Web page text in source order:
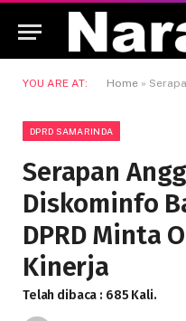
YOU ARE AT: Home » Serapan
DPRD SAMARINDA
Serapan
Diskominfo
DPRD Minta
Kinerja
Telah dibaca : 685 Kali.